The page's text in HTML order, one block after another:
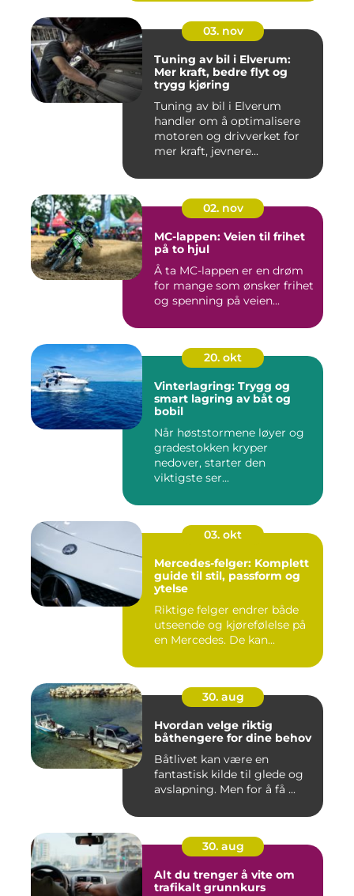
03. nov
Tuning av bil i Elverum:
Mer kraft, bedre flyt og
trygg kjøring
Tuning av bil i Elverum
handler om å optimalisere
motoren og drivverket for
mer kraft, jevnere...
02. nov
MC-lappen: Veien til frihet
på to hjul
Å ta MC-lappen er en drøm
for mange som ønsker frihet
og spenning på veien...
20. okt
Vinterlagring: Trygg og
smart lagring av båt og
bobil
Når høststormene løyer og
gradestokken kryper
nedover, starter den
viktigste ser...
03. okt
Mercedes-felger: Komplett
guide til stil, passform og
ytelse
Riktige felger endrer både
utseende og kjørefølelse på
en Mercedes. De kan...
30. aug
Hvordan velge riktig
båthengere for dine behov
Båtlivet kan være en
fantastisk kilde til glede og
avslapning. Men for å få ...
30. aug
Alt du trenger å vite om
trafikalt grunnkurs